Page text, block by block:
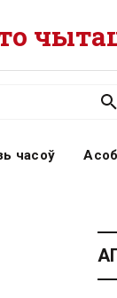
часоў